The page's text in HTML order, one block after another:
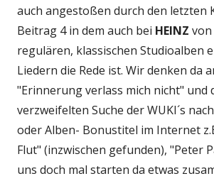
auch angestoßen durch den letzten
Beitrag 4 in dem auch bei HEINZ
regulären, klassischen Studioalben
Liedern die Rede ist. Wir denken da
"Erinnerung verlass mich nicht" und
verzweifelten Suche der WUKI´s
oder Alben- Bonustitel im Internet
Flut" (inzwischen gefunden), "Peter
uns doch mal starten da etwas